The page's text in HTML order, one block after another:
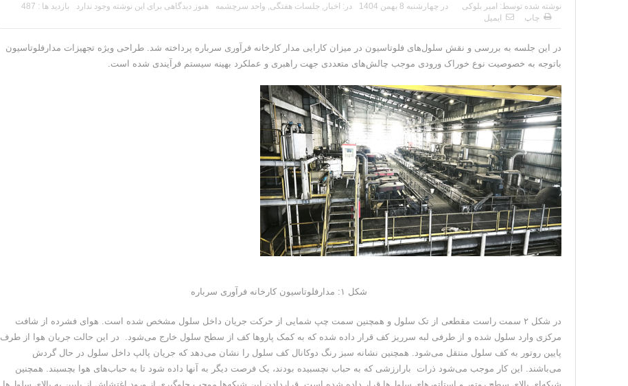
نوشته شده توسط: امیر بلوکی درچهارشنبه 8 بهمن 1404 در: اخبار ,جلسات هفتگی, واحد سرچشمه هنوز دیدگاهی برای این نوشته وجود ندارد
بازدید ها : 487
چاپ
ایمیل
در این جلسه به بررسی و نقش سلول‌های فلوتاسیون در میزان کارایی مدار کارخانه فرآوری سرباره پرداخته شد. طراحی ویژه تجهیزات مدارفلوتاسیون
باتوجه به خصوصیت نوع خوراک ورودی موجب چالش‌های متعددی جهت راهبری و عملکرد بهینه سیستم فرآیندی شده است.
شکل ۱: مدارفلوتاسیون کارخانه فرآوری سرباره
در شکل ۲ سمت راست مقطعی از تک سلول و همچنین سمت چپ شمایی از حرکت جریان داخل سلول مشخص شده است. هوای فشرده از شافت
مرکزی وارد سلول شده و از طرفی لبه سرریز کف قرار داده شده که به کمک پاروها کف از سطح سلول خارج می‌شود. در این حالت جریان هوا از طرف
پایین روتور به کف سلول منتقل می‌شود. همچنین نشانه سبز رنگ دوکانال کف سلول‌ را نشان می‌دهد که جریان پالپ داخل سلول در حال گردش
می‌باشند. این کار موجب می‌شود ذرات بارارزشی که به حباب نچسبیده بودند، یک فرصت دیگر به آنها داده شود تا به حباب‌های هوا بچسبند. همچنین